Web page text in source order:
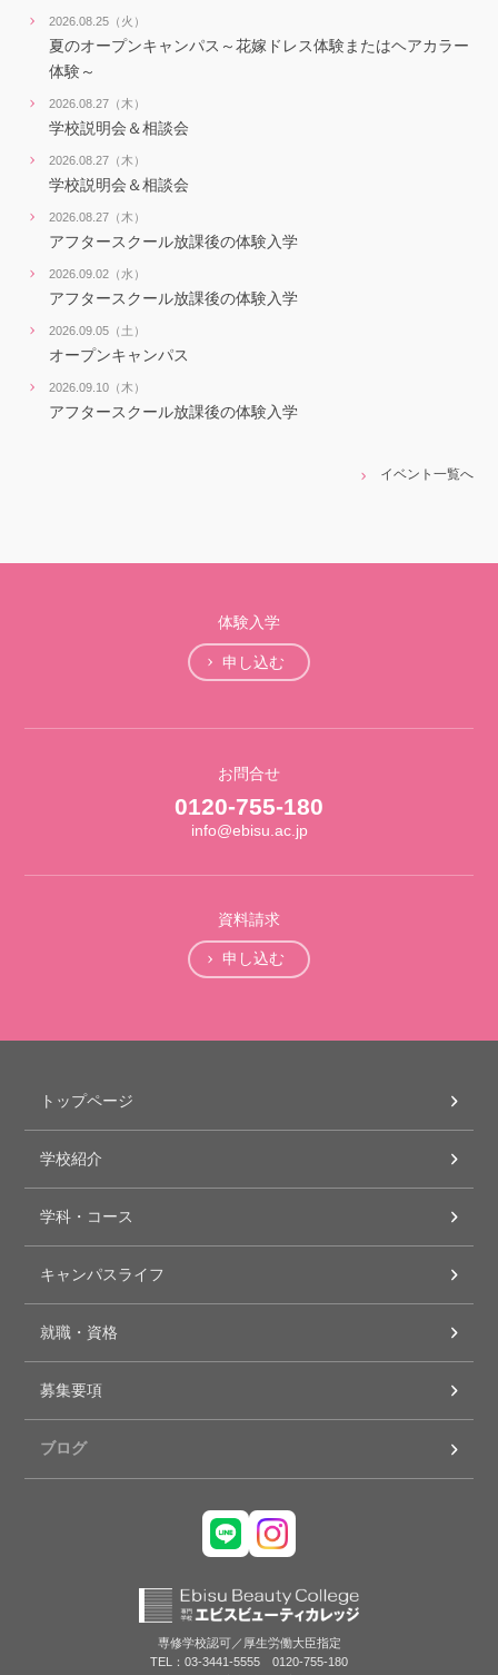
2026.08.25（火）
夏のオープンキャンパス～花嫁ドレス体験またはヘアカラー
体験～
2026.08.27（木）
学校説明会＆相談会
2026.08.27（木）
学校説明会＆相談会
2026.08.27（木）
アフタースクール放課後の体験入学
2026.09.02（水）
アフタースクール放課後の体験入学
2026.09.05（土）
オープンキャンパス
2026.09.10（木）
アフタースクール放課後の体験入学
イベント一覧へ
体験入学
申し込む
お問合せ
0120-755-180
info@ebisu.ac.jp
資料請求
申し込む
トップページ
学校紹介
学科・コース
キャンパスライフ
就職・資格
募集要項
ブログ
専修学校認可／厚生労働大臣指定
TEL：03-3441-5555 0120-755-180